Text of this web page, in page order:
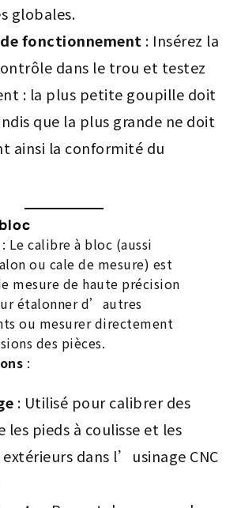
globales.
fonctionnement : Insérez la
dans le trou et testez
: la plus petite goupille doit
que la plus grande ne doit
ainsi la conformité du
: Le calibre à bloc (aussi
ou cale de mesure) est
mesure de haute précision
étalonner d’autres
ou mesurer directement
des pièces.
:
: Utilisé pour calibrer des
les pieds à coulisse et les
dans l’usinage CNC